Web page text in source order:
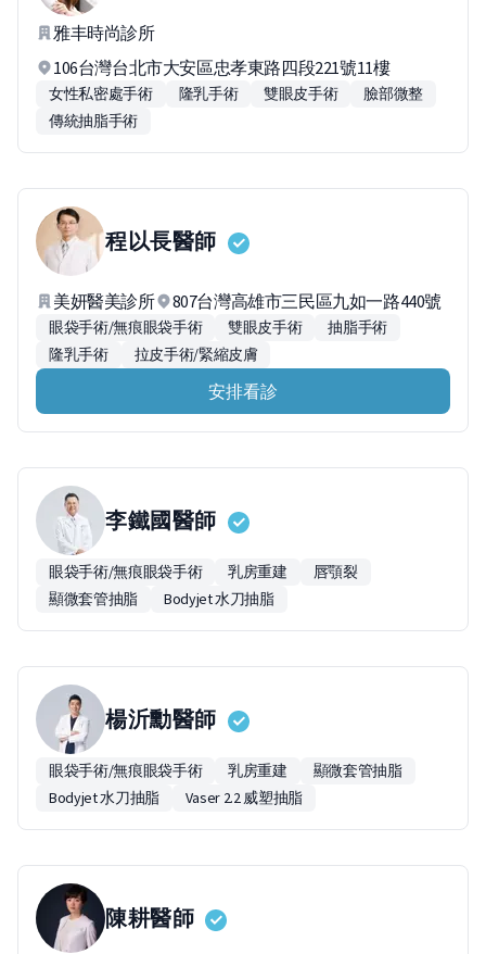
雅丰時尚診所
106台灣台北市大安區忠孝東路四段221號11樓
女性私密處手術 隆乳手術 雙眼皮手術
臉部微整
傳統抽脂手術
程以長醫師
美妍醫美診所 807台灣高雄市三民區九如一路440號
眼袋手術/無痕眼袋手術 雙眼皮手術
抽脂手術
隆乳手術
拉皮手術/緊縮皮膚
安排看診
李鐵國醫師
眼袋手術/無痕眼袋手術 乳房重建
唇顎裂
顯微套管抽脂
Bodyjet 水刀抽脂
楊沂勳醫師
眼袋手術/無痕眼袋手術 乳房重建
顯微套管抽脂
Bodyjet 水刀抽脂
Vaser 2.2 威塑抽脂
陳耕醫師